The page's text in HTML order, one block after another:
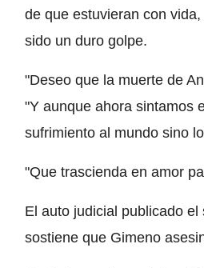
de que estuvieran con
sido un duro golpe.
"Deseo que la muerte de
"Y aunque ahora sintamos
sufrimiento al mundo sino
"Que trascienda en amor
El auto judicial publicado
sostiene que Gimeno